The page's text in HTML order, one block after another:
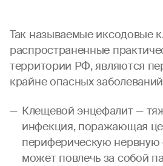
Так называемые иксодовые
распространенные
территории РФ, являются
крайне опасных
Клещевой энцефалит —
инфекция, поражающая
периферическую нервную
может повлечь за собой